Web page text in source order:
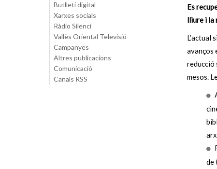
Butlletí digital
Xarxes socials
Ràdio Silenci
Vallès Oriental Televisió
Campanyes
Altres publicacions
Comunicació
Canals RSS
Es
lliure i la
L’actual
avanços
reducció
mesos.
de